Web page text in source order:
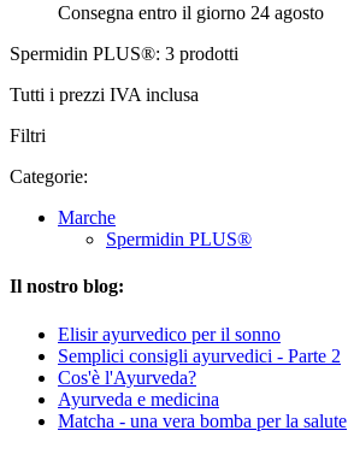
Consegna entro il giorno 24 agosto
Spermidin PLUS®: 3 prodotti
Tutti i prezzi IVA inclusa
Filtri
Categorie:
Marche
Spermidin PLUS®
Il nostro blog:
Elisir ayurvedico per il sonno
Semplici consigli ayurvedici - Parte 2
Cos'è l'Ayurveda?
Ayurveda e medicina
Matcha - una vera bomba per la salute